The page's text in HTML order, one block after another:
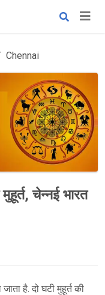
Chennai
चेन्नई भारत
है. दो घटी मुहूर्त की